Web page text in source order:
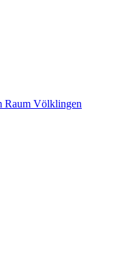
Raum Völklingen